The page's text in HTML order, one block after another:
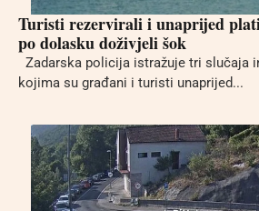
Turisti rezervirali i unaprijed
po dolasku doživjeli šok
Zadarska policija istražuje tri slučaja
kojima su građani i turisti unaprijed...